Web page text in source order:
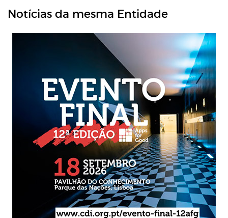
Notícias da mesma Entidade